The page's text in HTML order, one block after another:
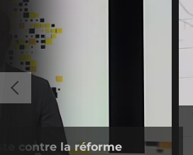
contre la réforme